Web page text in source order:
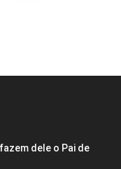
dele o Pai de